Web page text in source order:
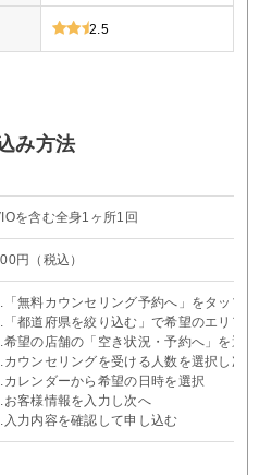
2.5
み方法
を含む全身1ヶ所1回
円（税込）
「無料カウンセリング予約へ」をタップ
「都道府県を絞り込む」で希望のエリア
希望の店舗の「空き状況・予約へ」を選択
カウンセリングを受ける人数を選択し次へ
カレンダーから希望の日時を選択
お客様情報を入力し次へ
入力内容を確認して申し込む